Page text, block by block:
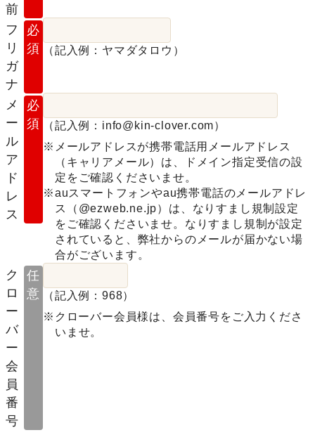
前
フ
リ
ガ
ナ
必
須
（記入例：ヤマダタロウ）
メ
ー
ル
ア
ド
レ
ス
必
須
（記入例：info@kin-clover.com）
※メールアドレスが携帯電話用メールアドレス
（キャリアメール）は、ドメイン指定受信の設
定をご確認くださいませ。
※auスマートフォンやau携帯電話のメールアドレ
ス（@ezweb.ne.jp）は、なりすまし規制設定
をご確認くださいませ。なりすまし規制が設定
されていると、弊社からのメールが届かない場
合がございます。
ク
ロ
ー
バ
ー
会
員
番
号
任
意
（記入例：968）
※クローバー会員様は、会員番号をご入力くださ
いませ。